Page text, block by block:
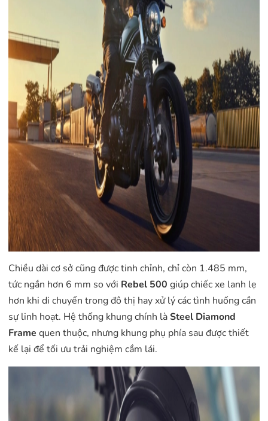
Chiều dài cơ sở cũng được tinh chỉnh, chỉ còn 1.485 mm,
tức ngắn hơn 6 mm so với Rebel 500 giúp chiếc xe lanh lẹ
hơn khi di chuyển trong đô thị hay xử lý các tình huống cần
sự linh hoạt. Hệ thống khung chính làSteel Diamond
Frame quen thuộc, nhưng khung phụ phía sau được thiết
kế lại để tối ưu trải nghiệm cầm lái.